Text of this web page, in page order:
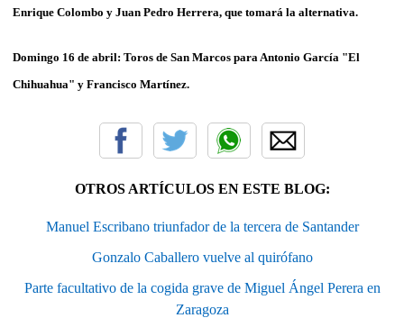
Enrique Colombo y Juan Pedro Herrera, que tomará la alternativa.
Domingo 16 de abril: Toros de San Marcos para Antonio García "El
Chihuahua" y Francisco Martínez.
OTROS ARTÍCULOS EN ESTE BLOG:
Manuel Escribano triunfador de la tercera de Santander
Gonzalo Caballero vuelve al quirófano
Parte facultativo de la cogida grave de Miguel Ángel Perera en
Zaragoza